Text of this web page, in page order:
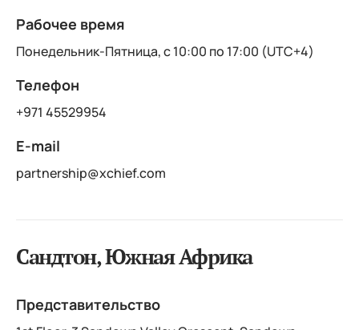
Рабочее время
Понедельник-Пятница, с 10:00 по 17:00 (UTC+4)
Телефон
+971 45529954
E-mail
partnership@xchief.com
Сандтон, Южная Африка
Представительство